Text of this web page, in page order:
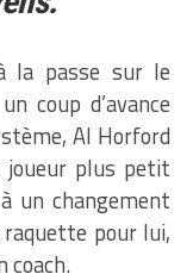
la passe sur le
coup d’avance
Al Horford
plus petit
un changement
pour lui,
coach.